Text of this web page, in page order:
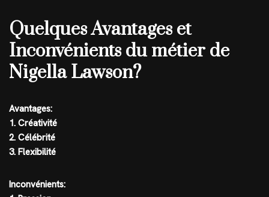
Quelques Avantages et
Inconvénients du métier de
Nigella Lawson?
Avantages:
1. Créativité
2. Célébrité
3. Flexibilité
Inconvénients: